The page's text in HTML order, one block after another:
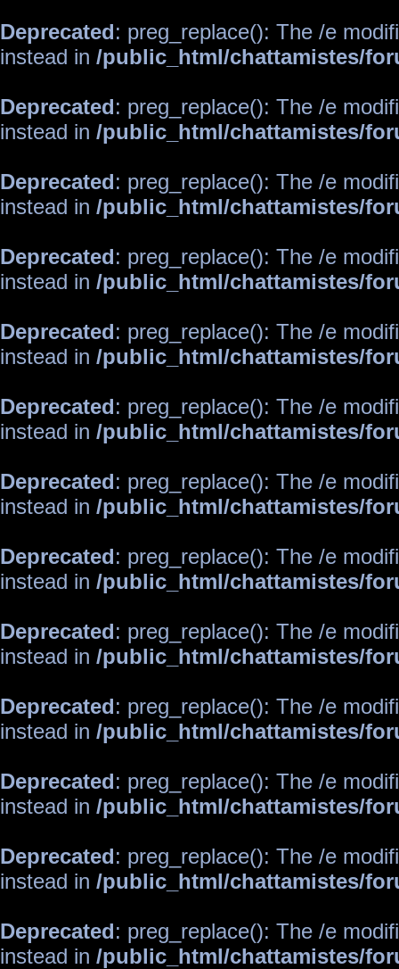
Deprecated: preg_replace(): The /e
instead in /public_html/chattamistes/
Deprecated: preg_replace(): The /e
instead in /public_html/chattamistes/
Deprecated: preg_replace(): The /e
instead in /public_html/chattamistes/
Deprecated: preg_replace(): The /e
instead in /public_html/chattamistes/
Deprecated: preg_replace(): The /e
instead in /public_html/chattamistes/
Deprecated: preg_replace(): The /e
instead in /public_html/chattamistes/
Deprecated: preg_replace(): The /e
instead in /public_html/chattamistes/
Deprecated: preg_replace(): The /e
instead in /public_html/chattamistes/
Deprecated: preg_replace(): The /e
instead in /public_html/chattamistes/
Deprecated: preg_replace(): The /e
instead in /public_html/chattamistes/
Deprecated: preg_replace(): The /e
instead in /public_html/chattamistes/
Deprecated: preg_replace(): The /e
instead in /public_html/chattamistes/
Deprecated: preg_replace(): The /e
instead in /public_html/chattamistes/